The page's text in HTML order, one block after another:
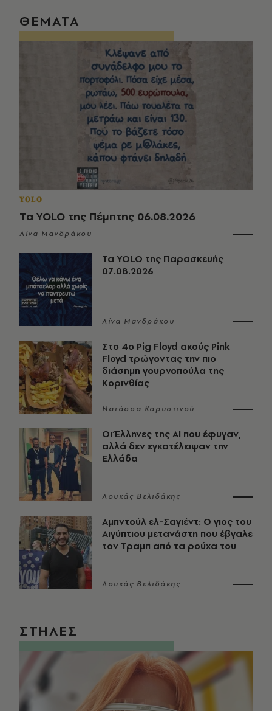
ΘΕΜΑΤΑ
YOLO
Τα YOLO της Πέμπτης 06.08.2026
Λίνα Μανδράκου
Τα YOLO της Παρασκευής
07.08.2026
Λίνα Μανδράκου
Στο 4ο Pig Floyd ακούς Pink
Floyd τρώγοντας την πιο
διάσημη γουρνοπούλα της
Κορινθίας
Νατάσσα Καρυστινού
Οι Έλληνες της ΑΙ που έφυγαν,
αλλά δεν εγκατέλειψαν την
Ελλάδα
Λουκάς Βελιδάκης
Αμπντούλ ελ-Σαγιέντ: Ο γιος του
Αιγύπτιου μετανάστη που έβγαλε
τον Τραμπ από τα ρούχα του
Λουκάς Βελιδάκης
ΣΤΗΛΕΣ